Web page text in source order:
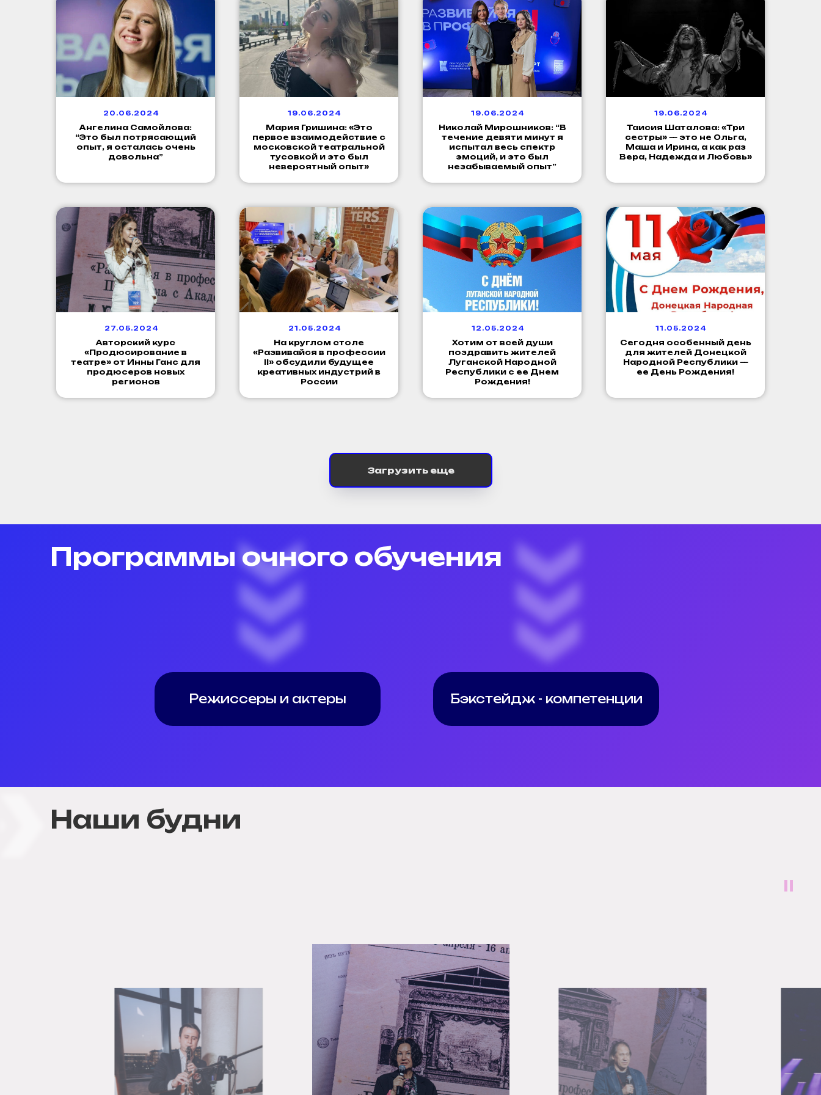
20.06.2024
Ангелина Самойлова:
“Это был потрясающий
опыт, я осталась очень
довольна”
19.06.2024
Мария Гришина: «Это
первое взаимодействие с
московской театральной
тусовкой и это был
невероятный опыт»
19.06.2024
Николай Мирошников: “В
течение девяти минут я
испытал весь спектр
эмоций, и это был
незабываемый опыт”
19.06.2024
Таисия Шаталова: «Три
сестры» — это не Ольга,
Маша и Ирина, а как раз
Вера, Надежда и Любовь»
27.05.2024
Авторский курс
«Продюсирование в
театре» от Инны Ганс для
продюсеров новых
регионов
21.05.2024
На круглом столе
«Развивайся в профессии
II» обсудили будущее
креативных индустрий в
России
12.05.2024
Хотим от всей души
поздравить жителей
Луганской Народной
Республики с ее Днем
Рождения!
11.05.2024
Сегодня особенный день
для жителей Донецкой
Народной Республики —
ее День Рождения!
Загрузить еще
Режиссеры и актеры Бэкстейдж - компетенции
Программы очного обучения
Наши будни